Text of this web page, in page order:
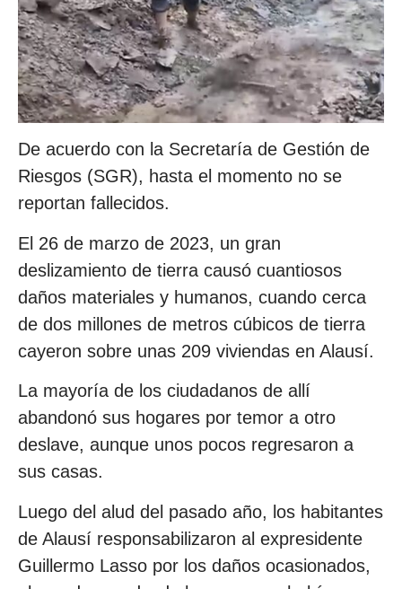
De acuerdo con la Secretaría de Gestión de
Riesgos (SGR), hasta el momento no se
reportan fallecidos.
El 26 de marzo de 2023, un gran
deslizamiento de tierra causó cuantiosos
daños materiales y humanos, cuando cerca
de dos millones de metros cúbicos de tierra
cayeron sobre unas 209 viviendas en Alausí.
La mayoría de los ciudadanos de allí
abandonó sus hogares por temor a otro
deslave, aunque unos pocos regresaron a
sus casas.
Luego del alud del pasado año, los habitantes
de Alausí responsabilizaron al expresidente
Guillermo Lasso por los daños ocasionados,